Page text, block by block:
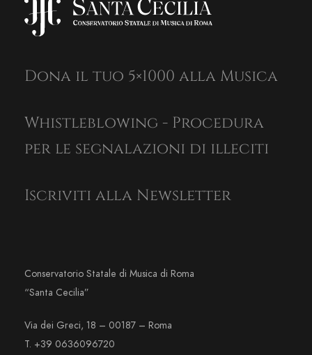
Dona il tuo 5×1000 alla Musica
Whistleblowing - Procedura
per le segnalazioni di illeciti
Iscriviti alla Newsletter
Conservatorio Statale di Musica di Roma
“Santa Cecilia”
Via dei Greci, 18 – 00187 – Roma
T. +39 0636096720